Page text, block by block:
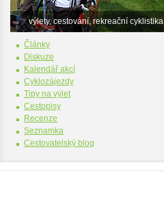
výlety, cestování, rekreační cyklistika
Články
Diskuze
Kalendář akcí
Cyklozájezdy
Tipy na výlet
Cestopisy
Recenze
Seznamka
Cestovatelský blog